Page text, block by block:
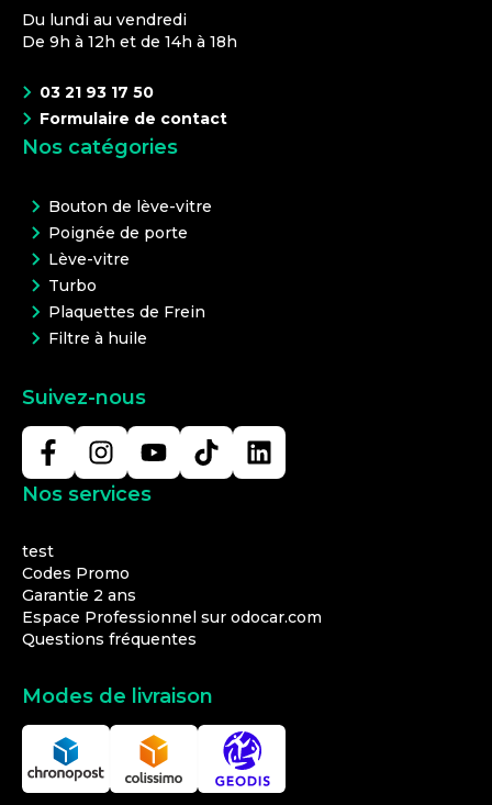
Du lundi au vendredi
De 9h à 12h et de 14h à 18h
03 21 93 17 50
Formulaire de contact
Nos catégories
Bouton de lève-vitre
Poignée de porte
Lève-vitre
Turbo
Plaquettes de Frein
Filtre à huile
Suivez-nous
Nos services
test
Codes Promo
Garantie 2 ans
Espace Professionnel sur odocar.com
Questions fréquentes
Modes de livraison